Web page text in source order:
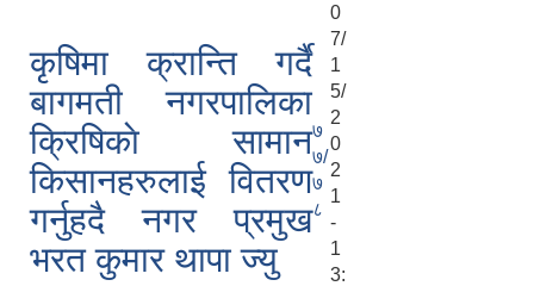
कृषिमा क्रान्ति गर्दै
बागमती नगरपालिका
क्रिषिकाे सामान
किसानहरुलाई वितरण
गर्नुहदै नगर प्रमुख
भरत कुमार थापा ज्यु
७
७/
७
८
0
7/
1
5/
2
0
2
1
-
1
3: